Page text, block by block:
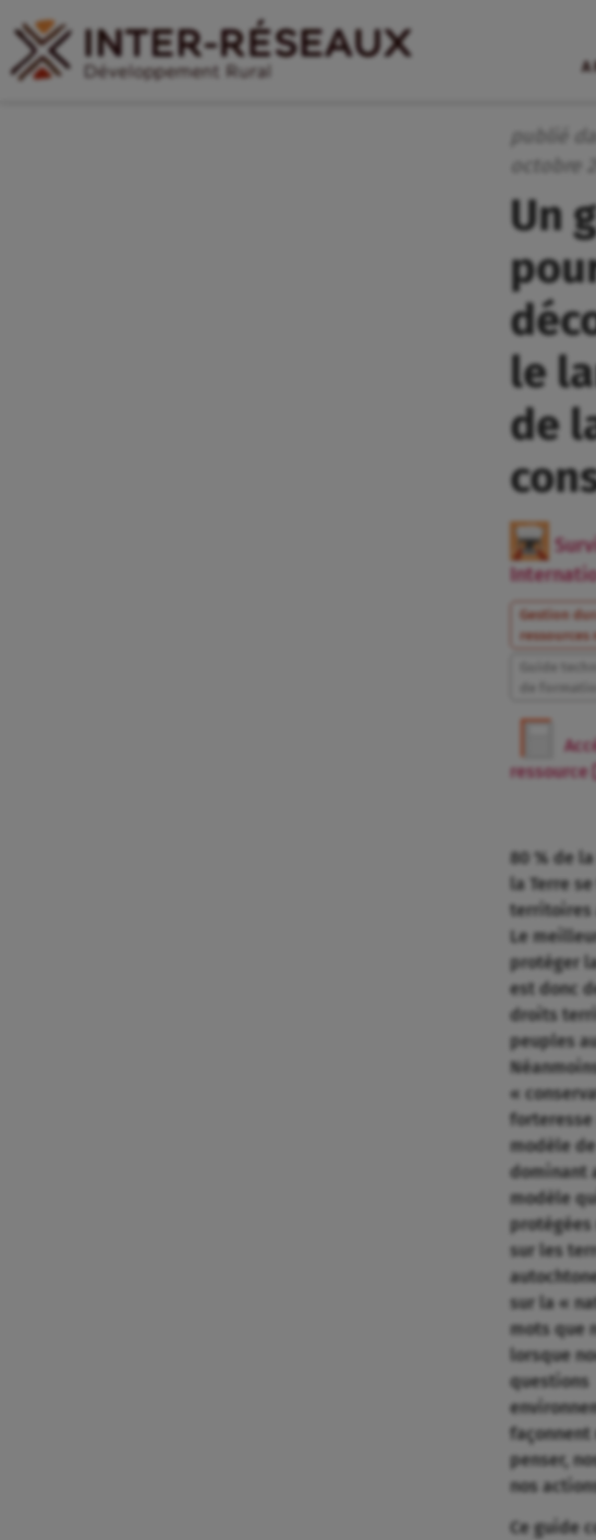
A
publié
octobre
Un
le
de
Gestion
ressources
ressource
80 % de
la Terre
territoires
Le
protéger
est donc
droits
peuples
«
modèle
dominant
modèle
sur les
sur la «
mots que
lorsque
questions
façonnent
penser,
nos
Ce guide